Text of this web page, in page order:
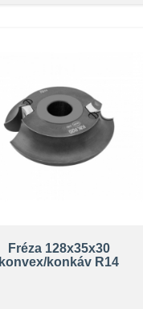
Fréza 128x35x30
konvex/konkáv R14